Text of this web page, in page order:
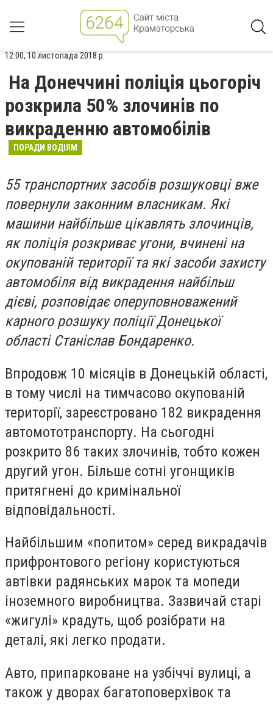
12:00, 10 листопада 2018 р.
На Донеччині поліція цьогоріч
розкрила 50% злочинів по
викраденню автомобілів
ПОРАДИ ВОДІЯМ
55 транспортних засобів розшуковці вже
повернули законним власникам. Які
машини найбільше цікавлять злочинців,
як поліція розкриває угони, вчинені на
окупованій території та які засоби захисту
автомобіля від викрадення найбільш
дієві, розповідає оперуповноважений
карного розшуку поліції Донецької
області Станіслав Бондаренко.
Впродовж 10 місяців в Донецькій області,
в тому числі на тимчасово окупованій
території, зареєстровано 182 викрадення
автомототранспорту. На сьогодні
розкрито 86 таких злочинів, тобто кожен
другий угон. Більше сотні угонщиків
притягнені до кримінальної
відповідальності.
Найбільшим «попитом» серед викрадачів
прифронтового регіону користуються
автівки радянських марок та мопеди
іноземного виробництва. Зазвичай старі
«жигулі» крадуть, щоб розібрати на
деталі, які легко продати.
Авто, припарковане на узбіччі вулиці, а
також у дворах багатоповерхівок та